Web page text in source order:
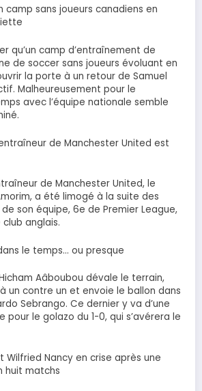
camp sans joueurs canadiens en
qu’un camp d’entraînement de
de soccer sans joueurs évoluant en
la porte à un retour de Samuel
Malheureusement pour le
avec l’équipe nationale semble
de Manchester United est
de Manchester United, le
a été limogé à la suite des
son équipe, 6e de Premier League,
anglais.
le temps… ou presque
Aâboubou dévale le terrain,
un contre un et envoie le ballon dans
Sebrango. Ce dernier y va d’une
pour le golazo du 1-0, qui s’avérera le
Wilfried Nancy en crise après une
huit matchs